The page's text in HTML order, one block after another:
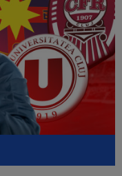
ți spun ce face
la CFR Cluj, Edi
dat declarația